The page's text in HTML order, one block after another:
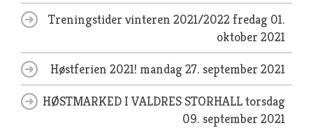
Treningstider vinteren 2021/2022fredag 01.
oktober 2021
Høstferien 2021! mandag 27. september 2021
HØSTMARKED I VALDRES STORHALLtorsdag
09. september 2021